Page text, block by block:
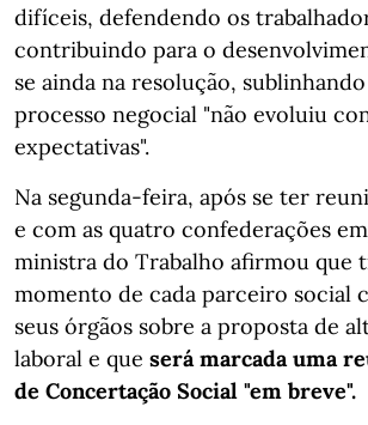
difíceis, defendendo os
contribuindo para o
se ainda na resolução,
processo negocial "não evoluiu
expectativas".
Na segunda-feira, após se ter
e com as quatro confederações
ministra do Trabalho afirmou que
momento de cada parceiro social
seus órgãos sobre a proposta de
laboral e que será marcada uma
de Concertação Social "em breve".